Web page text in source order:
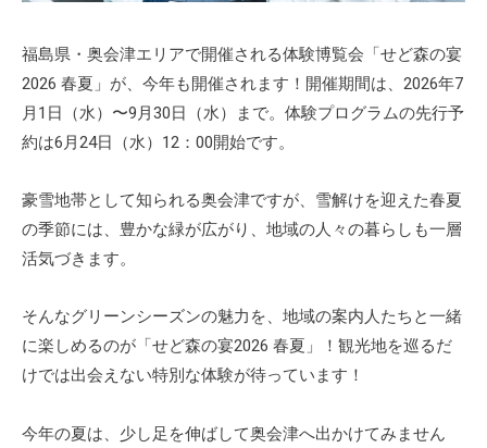
福島県・奥会津エリアで開催される体験博覧会「せど森の宴
2026 春夏」が、今年も開催されます！開催期間は、2026年7
月1日（水）〜9月30日（水）まで。体験プログラムの先行予
約は6月24日（水）12：00開始です。
豪雪地帯として知られる奥会津ですが、雪解けを迎えた春夏
の季節には、豊かな緑が広がり、地域の人々の暮らしも一層
活気づきます。
そんなグリーンシーズンの魅力を、地域の案内人たちと一緒
に楽しめるのが「せど森の宴2026 春夏」！観光地を巡るだ
けでは出会えない特別な体験が待っています！
今年の夏は、少し足を伸ばして奥会津へ出かけてみません